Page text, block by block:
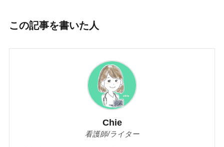
この記事を書いた人
Chie
看護師/ライター